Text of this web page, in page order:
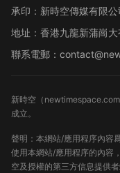
承印：新時空傳媒有限公
地址：香港九龍新蒲崗
聯系電郵：
新時空（ newtimespace.com
成立。
聲明：本網站/應用程序內容
使用本網站/應用程序的內容
空及授權的第三方信息提供